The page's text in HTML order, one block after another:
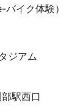
イク体験）
ジアム
駅西口